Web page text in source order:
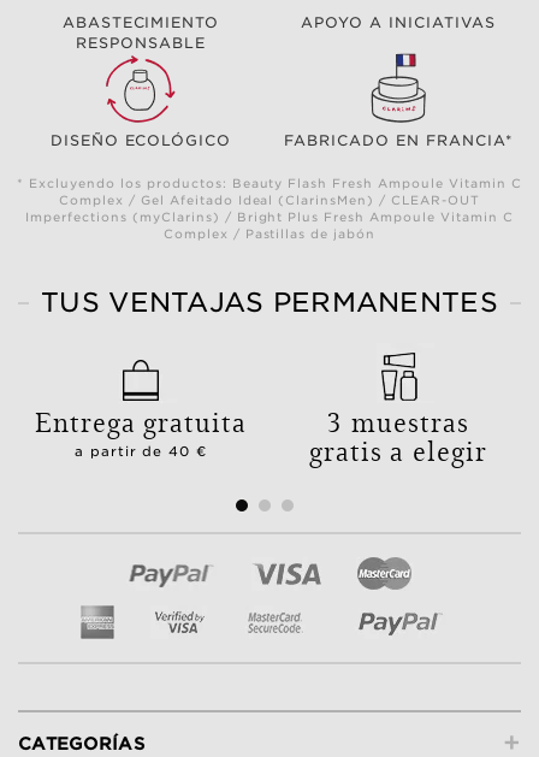
ABASTECIMIENTO
RESPONSABLE
APOYO A INICIATIVAS
DISEÑO ECOLÓGICO FABRICADO EN FRANCIA*
* Excluyendo los productos: Beauty Flash Fresh Ampoule Vitamin C
Complex / Gel Afeitado Ideal (ClarinsMen) / CLEAR-OUT
Imperfections (myClarins) / Bright Plus Fresh Ampoule Vitamin C
Complex / Pastillas de jabón
TUS VENTAJAS PERMANENTES
Entrega gratuita
a partir de 40 €
3 muestras
gratis a elegir
+
CATEGORÍAS